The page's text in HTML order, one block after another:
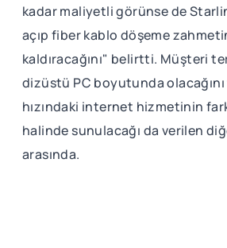
kadar maliyetli görünse de
açıp fiber kablo döşeme
kaldıracağını" belirtti. Müşteri
dizüstü PC boyutunda
hızındaki internet hizmetinin
halinde sunulacağı da verilen
arasında.